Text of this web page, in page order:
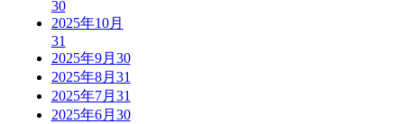
30
2025年10月
31
2025年9月 30
2025年8月 31
2025年7月 31
2025年6月 30